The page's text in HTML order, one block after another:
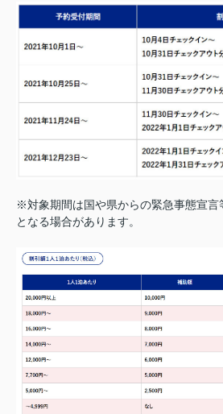
※対象期間は国や県からの緊急事態宣言
となる場合があります。